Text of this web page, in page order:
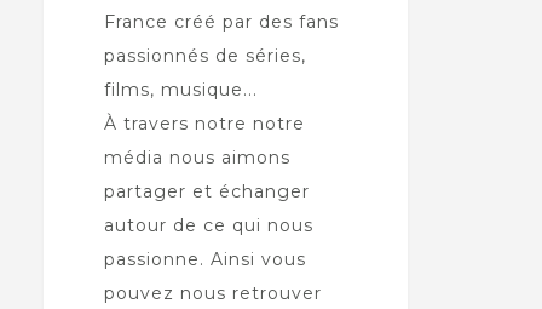
France créé par des fans
passionnés de séries,
films, musique...
À travers notre notre
média nous aimons
partager et échanger
autour de ce qui nous
passionne. Ainsi vous
pouvez nous retrouver